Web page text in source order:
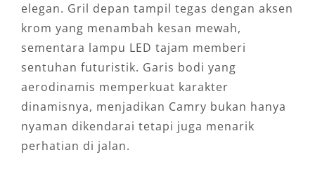
elegan. Gril depan tampil tegas dengan aksen
krom yang menambah kesan mewah,
sementara lampu LED tajam memberi
sentuhan futuristik. Garis bodi yang
aerodinamis memperkuat karakter
dinamisnya, menjadikan Camry bukan hanya
nyaman dikendarai tetapi juga menarik
perhatian di jalan.